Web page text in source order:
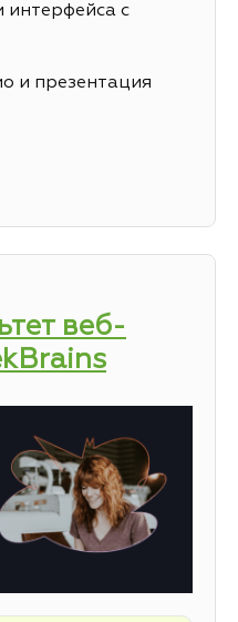
с
и презентация
веб-